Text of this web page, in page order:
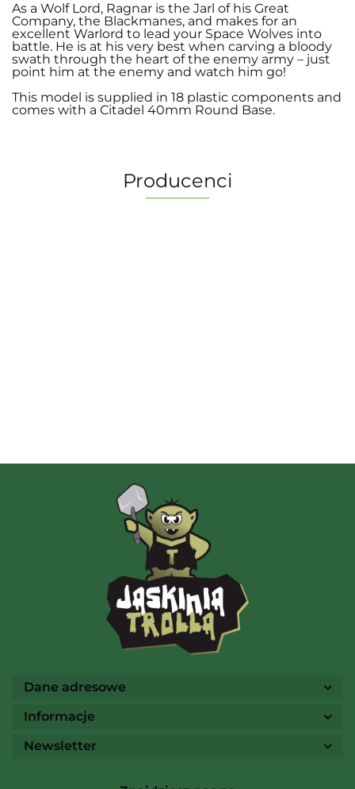
As a Wolf Lord, Ragnar is the Jarl of his Great
Company, the Blackmanes, and makes for an
excellent Warlord to lead your Space Wolves into
battle. He is at his very best when carving a bloody
swath through the heart of the enemy army – just
point him at the enemy and watch him go!
This model is supplied in 18 plastic components and
comes with a Citadel 40mm Round Base.
Producenci
AMIGO Spiel
Ammo
Dane adresowe
Informacje
Newsletter